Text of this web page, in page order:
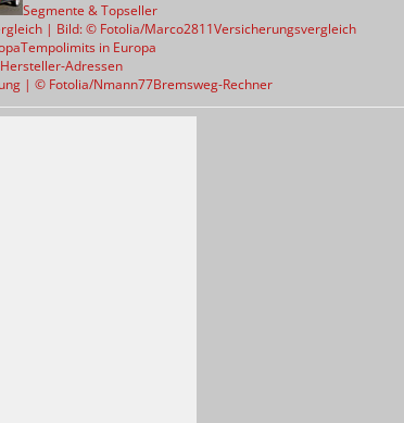
Segmente & Topseller
Versicherungsvergleich
Tempolimits in Europa
Hersteller-Adressen
Bremsweg-Rechner